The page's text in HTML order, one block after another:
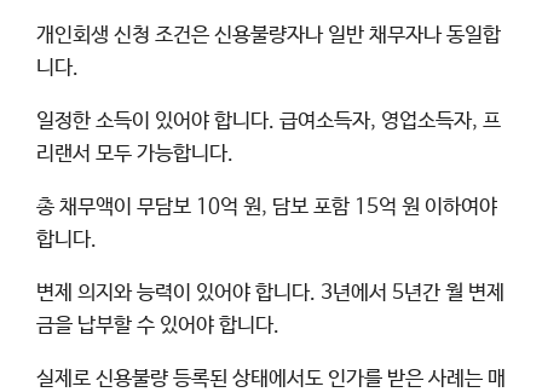
개인회생 신청 조건은 신용불량자나 일반 채무자나 동일합
니다.
일정한 소득이 있어야 합니다. 급여소득자, 영업소득자, 프
리랜서 모두 가능합니다.
총 채무액이 무담보 10억 원, 담보 포함 15억 원 이하여야
합니다.
변제 의지와 능력이 있어야 합니다. 3년에서 5년간 월 변제
금을 납부할 수 있어야 합니다.
실제로 신용불량 등록된 상태에서도 인가를 받은 사례는 매